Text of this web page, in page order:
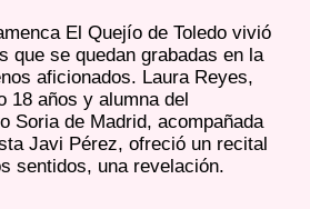
El Quejío de Toledo vivió
que se quedan grabadas en la
aficionados. Laura Reyes,
18 años y alumna del
Soria de Madrid, acompañada
Javi Pérez, ofreció un recital
sentidos, una revelación.